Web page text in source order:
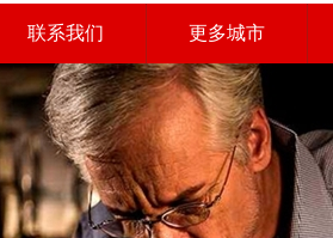
联系我们 更多城市